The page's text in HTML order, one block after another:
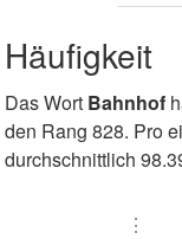
Häufigkeit
Das Wort Bahnhof
den Rang 828. Pro
durchschnittlich
⋮